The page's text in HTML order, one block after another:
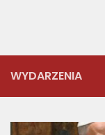
WYDARZENIA